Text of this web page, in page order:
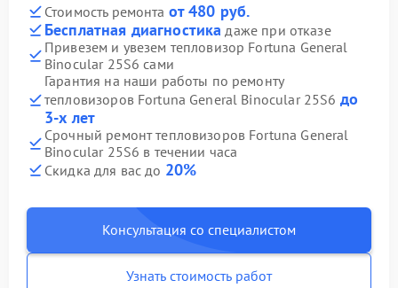
Стоимость ремонта от 480 руб.
Бесплатная диагностика даже при отказе
Привезем и увезем тепловизор Fortuna General
Binocular 25S6 сами
Гарантия на наши работы по ремонту
тепловизоров Fortuna General Binocular 25S6 до
3-х лет
Срочный ремонт тепловизоров Fortuna General
Binocular 25S6 в течении часа
Скидка для вас до 20%
Консультация со специалистом
Узнать стоимость работ